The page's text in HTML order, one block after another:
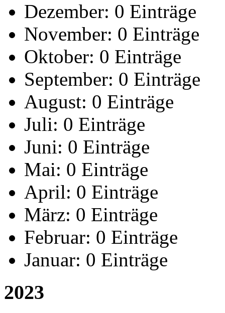
Dezember: 0 Einträge
November: 0 Einträge
Oktober: 0 Einträge
September: 0 Einträge
August: 0 Einträge
Juli: 0 Einträge
Juni: 0 Einträge
Mai: 0 Einträge
April: 0 Einträge
März: 0 Einträge
Februar: 0 Einträge
Januar: 0 Einträge
2023